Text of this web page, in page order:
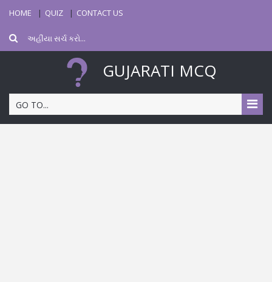
HOME QUIZ CONTACT US
GUJARATI MCQ
GO TO...